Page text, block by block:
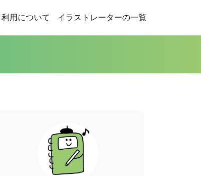
利用について イラストレーターの一覧